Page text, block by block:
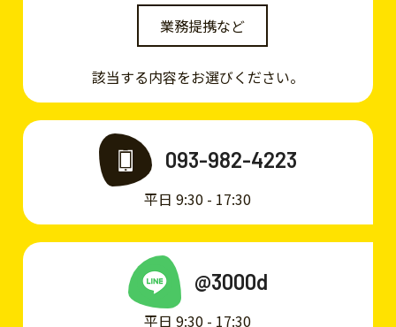
業務提携など
該当する内容をお選びください。
093-982-4223
平日 9:30 - 17:30
@3000d
平日 9:30 - 17:30